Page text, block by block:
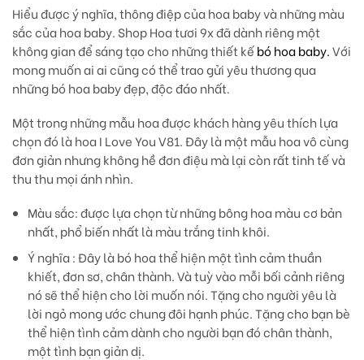
Hiểu được ý nghĩa, thông điệp của hoa baby và những màu
sắc của hoa baby. Shop Hoa tươi 9x đã dành riêng một
không gian để sáng tạo cho những thiết kếbó hoa baby.Với
mong muốn ai ai cũng có thể trao gửi yêu thương qua
những bó hoa baby đẹp, độc đáo nhất.
Một trong những mẫu hoa được khách hàng yêu thích lựa
chọn đó là hoa I Love You V81. Đây là một mẫu hoa vô cùng
đơn giản nhưng không hề đơn điệu mà lại còn rất tinh tế và
thu thu mọi ánh nhìn.
Màu sắc: được lựa chọn từ những bông hoa màu cơ bản
nhất, phổ biến nhất là màu trắng tinh khôi.
Ý nghĩa: Đây là bó hoa thể hiện một tình cảm thuần
khiết, đơn sơ, chân thành. Và tuỳ vào mỗi bối cảnh riêng
nó sẽ thể hiện cho lời muốn nói. Tặng cho người yêu là
lời ngỏ mong ước chung đôi hạnh phúc. Tặng cho bạn bè
thể hiện tình cảm dành cho người bạn đó chân thành,
một tình bạn giản dị.